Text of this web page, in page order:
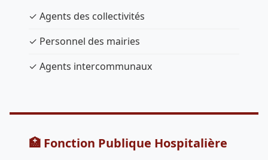
✓ Agents des collectivités
✓ Personnel des mairies
✓ Agents intercommunaux
🏥 Fonction Publique Hospitalière